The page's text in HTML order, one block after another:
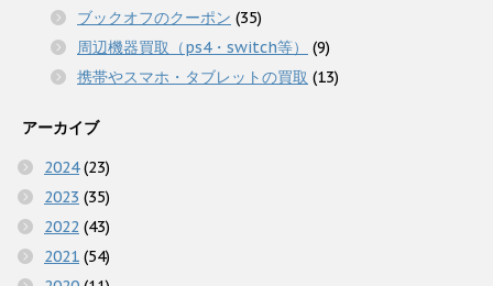
ブックオフのクーポン (35)
周辺機器買取（ps4・switch等）
(9)
携帯やスマホ・タブレットの買取 (13)
アーカイブ
2024(23)
2023 (35)
2022 (43)
2021 (54)